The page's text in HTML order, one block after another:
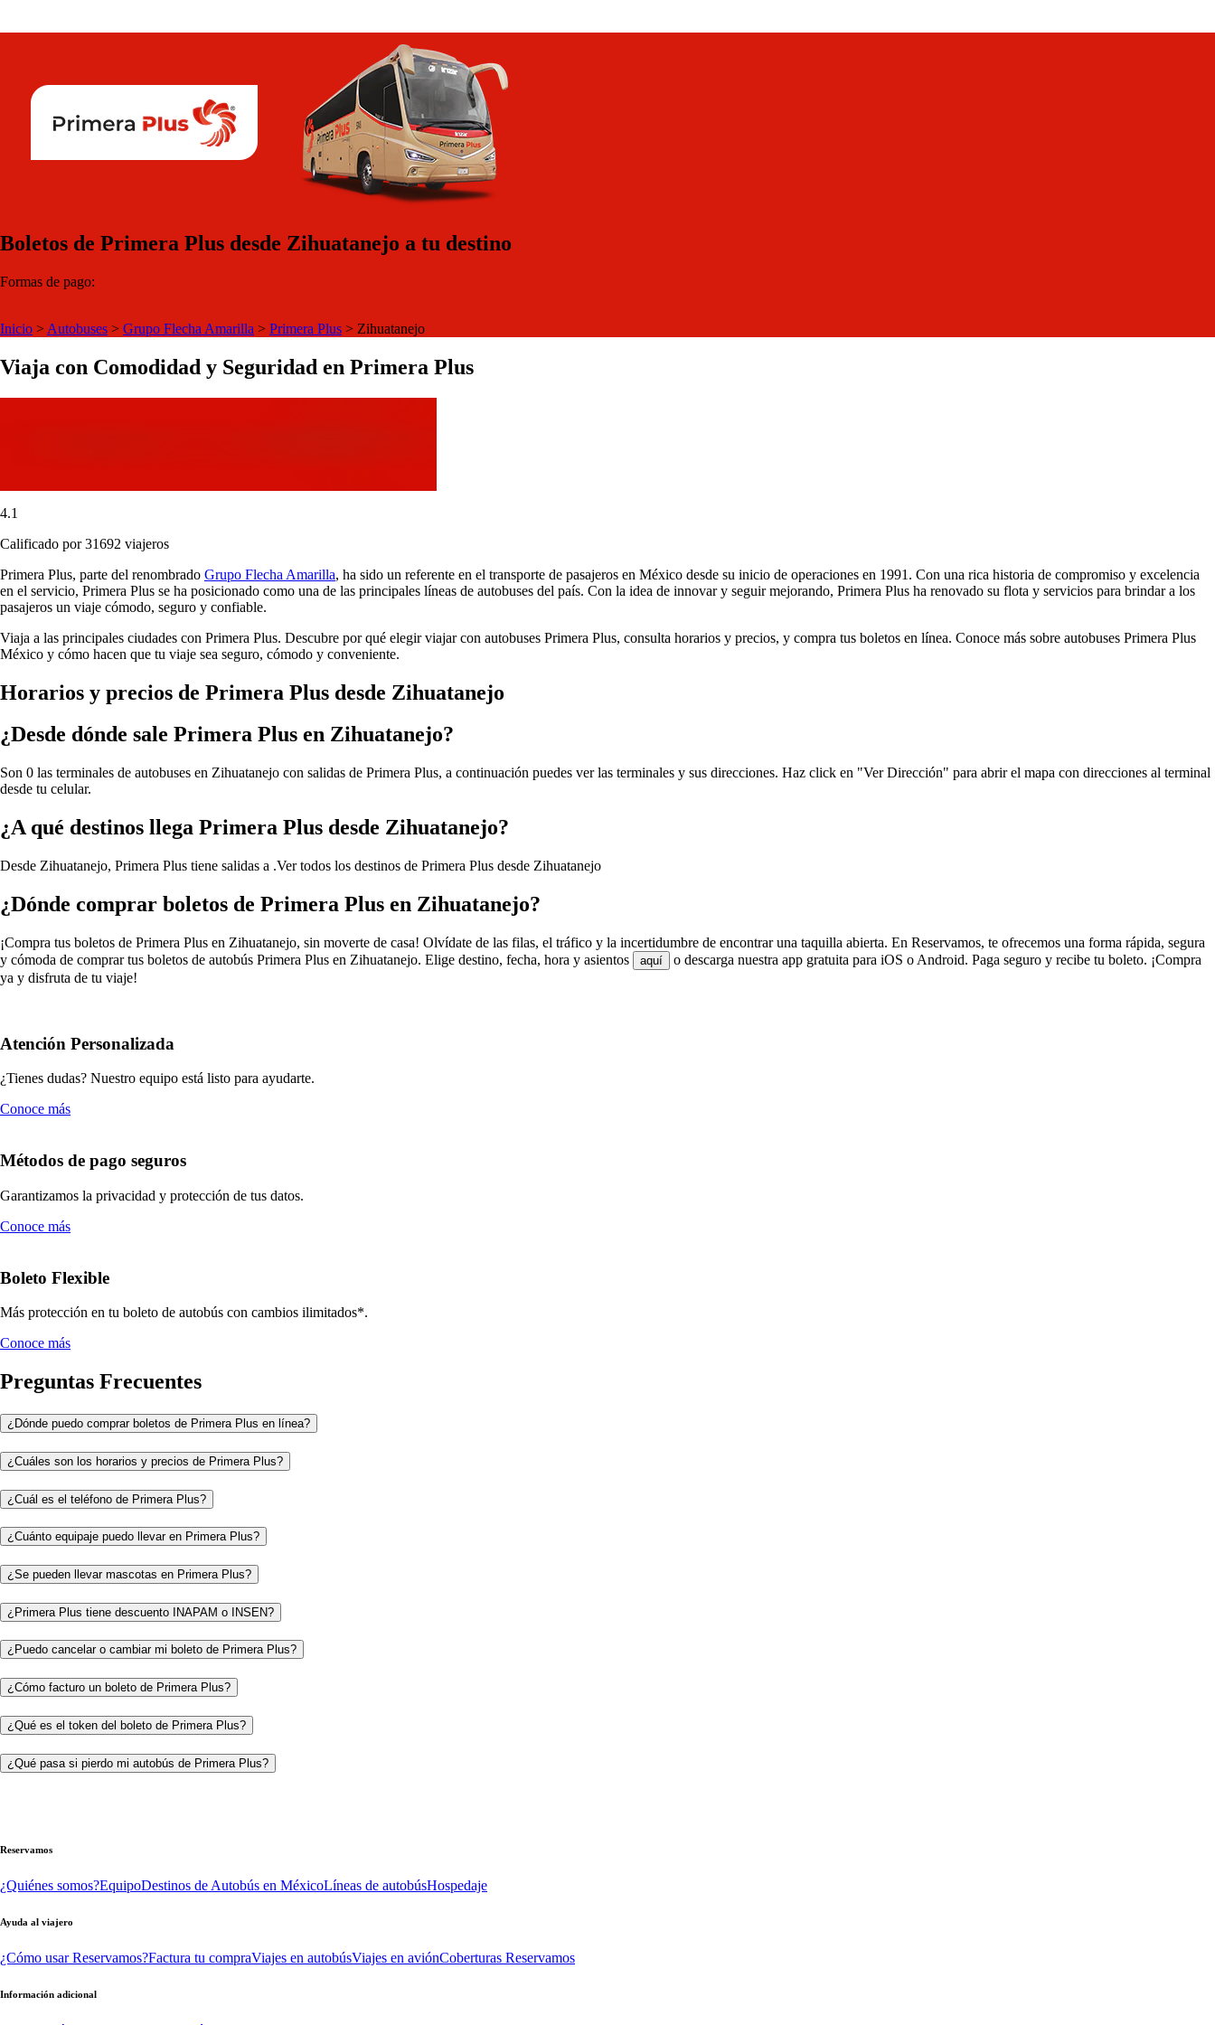
Boletos de Primera Plus desde Zihuatanejo a tu destino
Formas de pago:
Inicio > Autobuses > Grupo Flecha Amarilla > Primera Plus > Zihuatanejo
Viaja con Comodidad y Seguridad en Primera Plus
4.1
Calificado por 31692 viajeros
Primera Plus, parte del renombrado Grupo Flecha Amarilla, ha sido un referente en el transporte de pasajeros en México desde su inicio de operaciones en 1991. Con una rica historia de compromiso y excelencia
en el servicio, Primera Plus se ha posicionado como una de las principales líneas de autobuses del país. Con la idea de innovar y seguir mejorando, Primera Plus ha renovado su flota y servicios para brindar a los
pasajeros un viaje cómodo, seguro y confiable.
Viaja a las principales ciudades con Primera Plus. Descubre por qué elegir viajar con autobuses Primera Plus, consulta horarios y precios, y compra tus boletos en línea. Conoce más sobre autobuses Primera Plus
México y cómo hacen que tu viaje sea seguro, cómodo y conveniente.
Horarios y precios de Primera Plus desde Zihuatanejo
¿Desde dónde sale Primera Plus en Zihuatanejo?
Son 0 las terminales de autobuses en Zihuatanejo con salidas de Primera Plus, a continuación puedes ver las terminales y sus direcciones. Haz click en "Ver Dirección" para abrir el mapa con direcciones al terminal
desde tu celular.
¿A qué destinos llega Primera Plus desde Zihuatanejo?
Desde Zihuatanejo, Primera Plus tiene salidas a .Ver todos los destinos de Primera Plus desde Zihuatanejo
¿Dónde comprar boletos de Primera Plus en Zihuatanejo?
¡Compra tus boletos de Primera Plus en Zihuatanejo, sin moverte de casa! Olvídate de las filas, el tráfico y la incertidumbre de encontrar una taquilla abierta. En Reservamos, te ofrecemos una forma rápida, segura
y cómoda de comprar tus boletos de autobús Primera Plus en Zihuatanejo. Elige destino, fecha, hora y asientos
aquí
o descarga nuestra app gratuita para iOS o Android. Paga seguro y recibe tu boleto. ¡Compra
ya y disfruta de tu viaje!
Atención Personalizada
¿Tienes dudas? Nuestro equipo está listo para ayudarte.
Conoce más
Métodos de pago seguros
Garantizamos la privacidad y protección de tus datos.
Conoce más
Boleto Flexible
Más protección en tu boleto de autobús con cambios ilimitados*.
Conoce más
Preguntas Frecuentes
¿Dónde puedo comprar boletos de Primera Plus en línea?
¿Cuáles son los horarios y precios de Primera Plus?
¿Cuál es el teléfono de Primera Plus?
¿Cuánto equipaje puedo llevar en Primera Plus?
¿Se pueden llevar mascotas en Primera Plus?
¿Primera Plus tiene descuento INAPAM o INSEN?
¿Puedo cancelar o cambiar mi boleto de Primera Plus?
¿Cómo facturo un boleto de Primera Plus?
¿Qué es el token del boleto de Primera Plus?
¿Qué pasa si pierdo mi autobús de Primera Plus?
Reservamos
¿Quiénes somos?EquipoDestinos de Autobús en MéxicoLíneas de autobúsHospedaje
Ayuda al viajero
¿Cómo usar Reservamos?Factura tu compraViajes en autobúsViajes en aviónCoberturas Reservamos
Información adicional